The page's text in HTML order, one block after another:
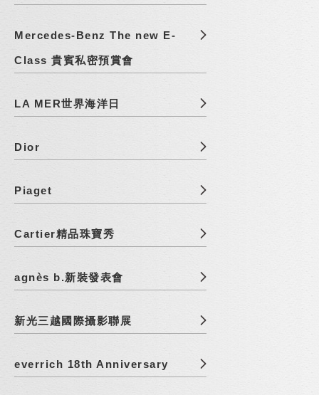
Mercedes-Benz The new E-
Class 貴賓私密預賞會
LA MER世界海洋日
Dior
Piaget
Cartier精品珠寶秀
agnès b.新裝發表會
新光三越國際攝影聯展
everrich 18th Anniversary